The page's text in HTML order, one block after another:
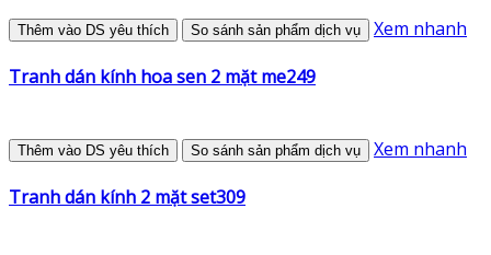
Thêm vào DS yêu thích So sánh sản phẩm dịch vụ Xem nhanh
Tranh dán kính hoa sen 2 mặt me249
Thêm vào DS yêu thích So sánh sản phẩm dịch vụ Xem nhanh
Tranh dán kính 2 mặt set309